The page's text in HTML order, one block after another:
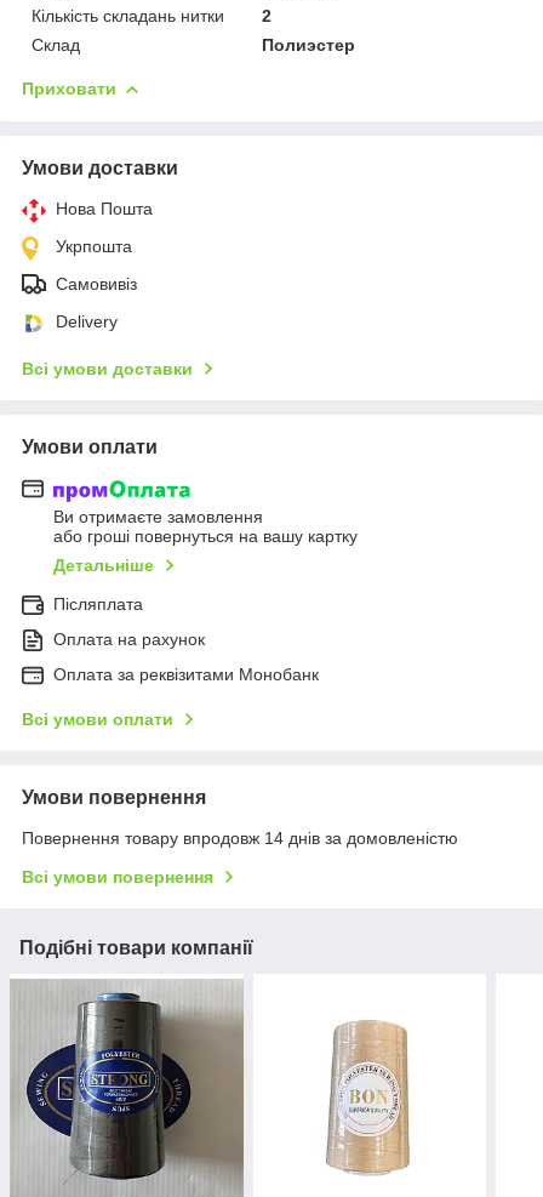
Кількість складань нитки
2
Склад
Полиэстер
Приховати
Умови доставки
Нова Пошта
Укрпошта
Самовивіз
Delivery
Всі умови доставки
Умови оплати
Ви отримаєте замовлення
або гроші повернуться на вашу картку
Детальніше
Післяплата
Оплата на рахунок
Оплата за реквізитами Монобанк
Всі умови оплати
Умови повернення
Повернення товару впродовж 14 днів за домовленістю
Всі умови повернення
Подібні товари компанії